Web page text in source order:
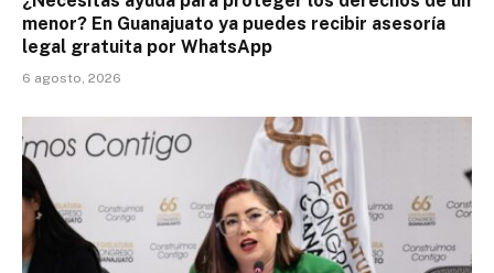
menor? En Guanajuato ya puedes recibir asesoría
legal gratuita por WhatsApp
6 agosto, 2026